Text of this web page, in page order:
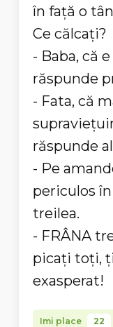
în față o
Ce călcați?
- Baba, că
răspunde
- Fata, că
răspunde
- Pe
periculos
treilea.
- FRÂNA
picați toți,
exasperat!
Imi place 22